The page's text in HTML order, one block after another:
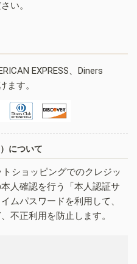
い。
EXPRESS、Diners
ます。
について
ショッピングでのクレジッ
人確認を行う「本人認証サ
ムパスワードを利用して、
不正利用を防止します。